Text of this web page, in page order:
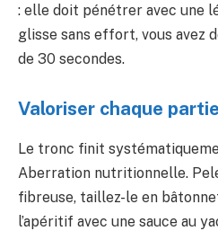
: elle doit pénétrer avec une
glisse sans effort, vous avez
de 30 secondes.
Valoriser chaque
Le tronc finit
Aberration nutritionnelle.
fibreuse, taillez-le en
l’apéritif avec une sauce au